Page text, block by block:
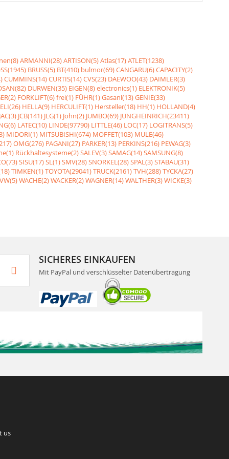
ARMANNI(28)ARTISON(5)Atlas(17)ATLET(1238)
BRUSS(5) BT(410) bulmor(69)CANGARU(6)CAPACITY(2)
CUMMINS(14)CURTIS(14)CVS(23) DAEWOO(43) DAIMLER(3)
DURWEN(35) EIGEN(8)electronics(1) ELEKTRONIK(5)
FORKLIFT(6)frei(1) FÜHR(1)Gasanl(13)GENIE(33)
HELLA(9) HERCULIFT(1) Hersteller(18) HH(1) HOLLAND(4)
JCB(141) JLG(1) John(2) JUMBO(69) JUNGHEINRICH(23411)
LATEC(10) LINDE(97790) LITTLE(46) LOC(17) LOGITRANS(5)
MIDORI(1) MITSUBISHI(674) MOFFET(103) MULE(46)
OMG(276) PAGANI(27) PARKER(13) PERKINS(216) PEWAG(3)
Rückhaltesysteme(2)SALEV(3)SAMAG(14)SAMSUNG(8)
SISU(17)SL(1)SMV(28)SNORKEL(28)SPAL(3)STABAU(31)
TIMKEN(1)TOYOTA(29041)TRUCK(2161)TVH(288)TYCKA(27)
VW(5)WACHE(2)WACKER(2)WAGNER(14)WALTHER(3)WICKE(3)
SICHERES EINKAUFEN
Mit PayPal und verschlüsselter Datenübertragung
us